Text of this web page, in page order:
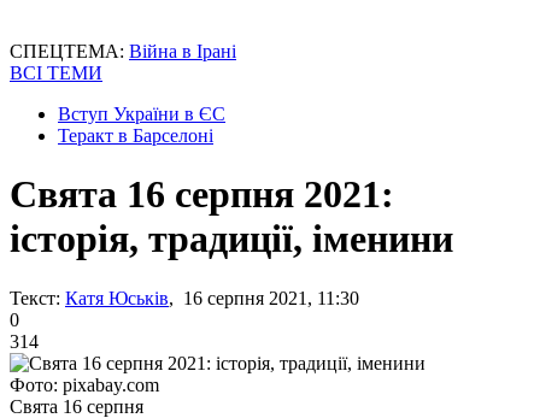
СПЕЦТЕМА: Війна в Ірані
ВСІ ТЕМИ
Вступ України в ЄС
Теракт в Барселоні
Свята 16 серпня 2021:
історія, традиції, іменини
Текст: Катя Юськів, 16 серпня 2021, 11:30
0
314
Фото: pixabay.com
Свята 16 серпня